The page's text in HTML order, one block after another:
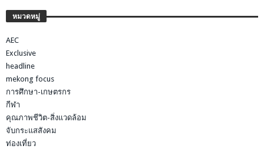
หมวดหมู่
AEC
Exclusive
headline
mekong focus
การศึกษา-เกษตรกร
กีฬา
คุณภาพชีวิต-สิ่งแวดล้อม
จับกระแสสังคม
ท่องเที่ยว